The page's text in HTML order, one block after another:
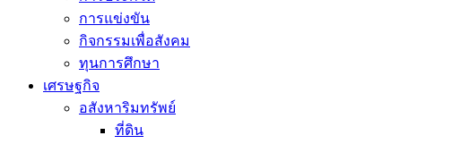
การแข่งขัน
กิจกรรมเพื่อสังคม
ทุนการศึกษา
เศรษฐกิจ
อสังหาริมทรัพย์
ที่ดิน